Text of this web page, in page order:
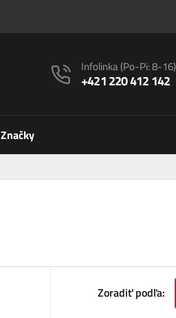
Infolinka(Po-Pi: 8-16)
+421 220 412 142
Značky
Zoradiť podľa: